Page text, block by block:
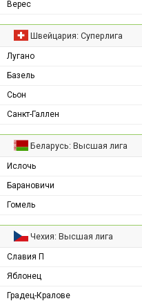
Верес
Швейцария: Суперлига
Лугано
Базель
Сьон
Санкт-Галлен
Беларусь: Высшая лига
Ислочь
Барановичи
Гомель
Чехия: Высшая лига
Славия П
Яблонец
Градец-Кралове